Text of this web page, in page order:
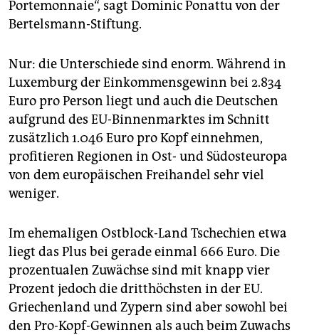
Portemonnaie“, sagt Dominic Ponattu von der
Bertelsmann-Stiftung.
Nur: die Unterschiede sind enorm. Während in
Luxemburg der Einkommensgewinn bei 2.834
Euro pro Person liegt und auch die Deutschen
aufgrund des EU-Binnenmarktes im Schnitt
zusätzlich 1.046 Euro pro Kopf einnehmen,
profitieren Regionen in Ost- und Südosteuropa
von dem europäischen Freihandel sehr viel
weniger.
Im ehemaligen Ostblock-Land Tschechien etwa
liegt das Plus bei gerade einmal 666 Euro. Die
prozentualen Zuwächse sind mit knapp vier
Prozent jedoch die dritthöchsten in der EU.
Griechenland und Zypern sind aber sowohl bei
den Pro-Kopf-Gewinnen als auch beim Zuwachs